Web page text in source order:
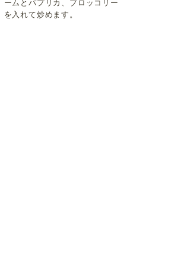
ームとパプリカ、ブロッコリー
を入れて炒めます。